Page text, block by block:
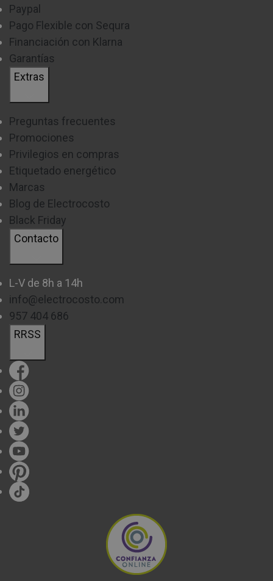
Paypal
Pago Flexible con Sequra
Financiación con Klarna
Garantías
Extras
Preguntas frecuentes
Promociones
Privilegios en compras
Etiquetado energético
Marcas
Blog de Electrocosto
Black Friday
Contacto
L-V de 8h a 14h
info@electrocosto.com
957 404 686
RRSS